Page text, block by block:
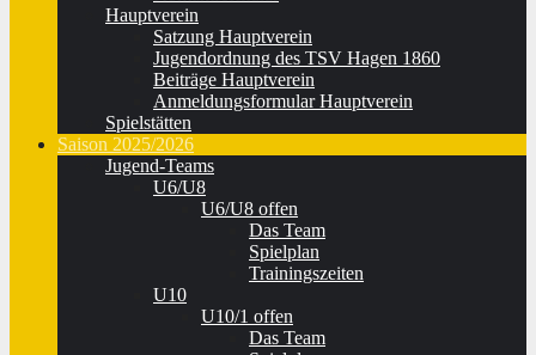
Hauptverein
Satzung Hauptverein
Jugendordnung des TSV Hagen 1860
Beiträge Hauptverein
Anmeldungsformular Hauptverein
Spielstätten
Saison 2025/2026
Jugend-Teams
U6/U8
U6/U8 offen
Das Team
Spielplan
Trainingszeiten
U10
U10/1 offen
Das Team